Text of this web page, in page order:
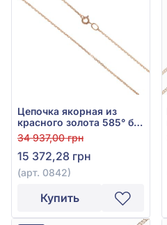
Цепочка якорная из
красного золота 585° без
вставки, арт. 0842
34 937,00 грн
15 372,28 грн
(арт. 0842)
Купить